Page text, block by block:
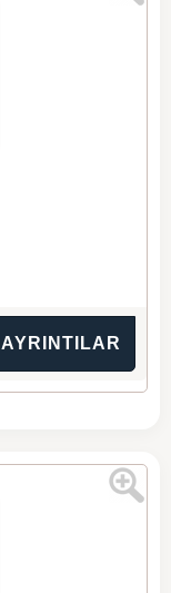
AYRINTILAR